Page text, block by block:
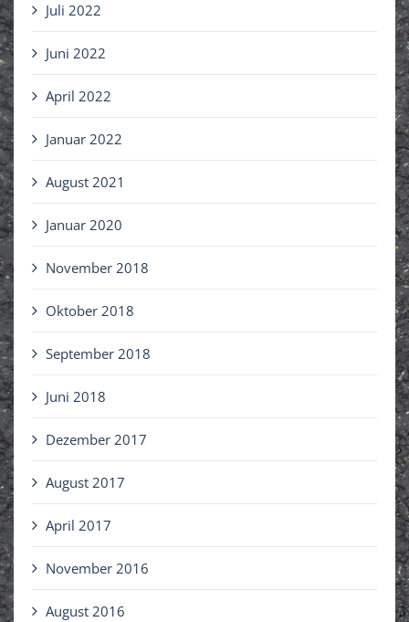
Juli 2022
Juni 2022
April 2022
Januar 2022
August 2021
Januar 2020
November 2018
Oktober 2018
September 2018
Juni 2018
Dezember 2017
August 2017
April 2017
November 2016
August 2016